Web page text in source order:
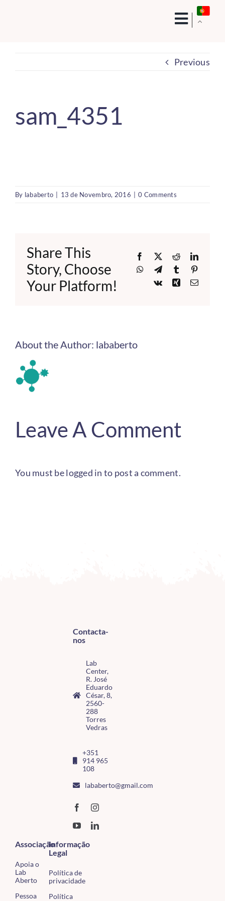
Previous
sam_4351
By lababerto 13 de Novembro, 2016 0 Comments
Share This
Story, Choose
Your Platform!
Facebook
X Reddit
WhatsApp
TelegramTumblr
Vk
XingEmail
About the Author: lababerto
Leave A Comment
You must belogged in to post a comment.
Contacta-
nos
Lab
Center,
R. José
Eduardo
César, 8,
2560-
288
Torres
Vedras
+351
914 965
108
lababerto@gmail.com
Associação
Apoia o
Lab
Aberto
Pessoa
Informação
Legal
Política de
privacidade
Política